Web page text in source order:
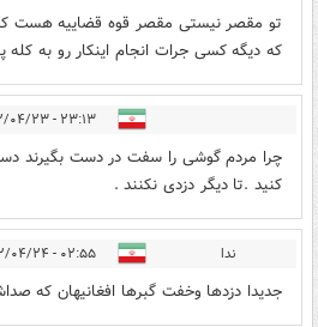
تو مقصر نیستی مقصر قوه قضاییه هست
که دیگه کسی جرات انجام اینکار رو به
۲۳:۱۳ - ۱۴۰۲/۰۴/۲۳
چرا مردم گوشی را سفت در دست بگیرند
کنید .تا دیگر دزدی نکنند .
ندا ۰۲:۵۵ - ۱۴۰۲/۰۴/۲۴
جدیدا دزدها وخفت گبرها افغانیهان که